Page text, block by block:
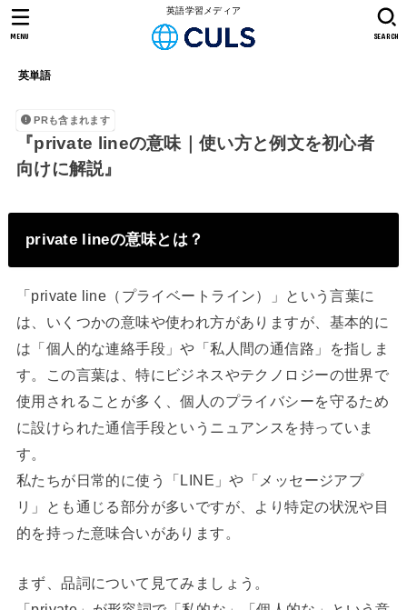
英語学習メディア
英単語
SEARCH
MENU
PRも含まれます
『private lineの意味｜使い方と例文を初心者
向けに解説』
private lineの意味とは？
「private line（プライベートライン）」という言葉に
は、いくつかの意味や使われ方がありますが、基本的に
は「個人的な連絡手段」や「私人間の通信路」を指しま
す。この言葉は、特にビジネスやテクノロジーの世界で
使用されることが多く、個人のプライバシーを守るため
に設けられた通信手段というニュアンスを持っていま
す。
私たちが日常的に使う「LINE」や「メッセージアプ
リ」とも通じる部分が多いですが、より特定の状況や目
的を持った意味合いがあります。
まず、品詞について見てみましょう。